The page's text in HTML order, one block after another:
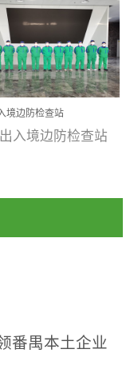
质优势团队优势分
优吸环保是一棵正
长的树，只要我们
爱护她、珍惜她、
来越枝繁叶茂，终
为一棵参天大树！
保截止2020年拥有
家网点分支机构。
区室内空气治
案例地址：广
·香港科技大学(广
工程案...
境边防检查站
空气治理项目
入境边防检查站
设在对外开放口
入境边防检查
番禺本​土企业
”